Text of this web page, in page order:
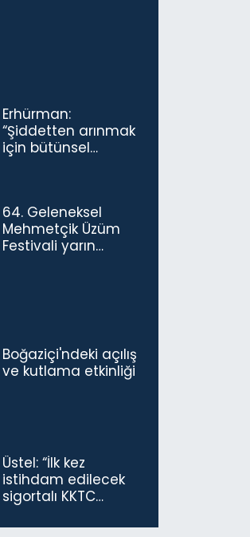
Erhürman:
“Şiddetten arınmak
için bütünsel
64. Geleneksel
Mehmetçik Üzüm
Festivali yarın
Boğaziçi'ndeki açılış
ve kutlama etkinliği
Üstel: “İlk kez
istihdam edilecek
sigortalı KKTC
maaş desteğini 35